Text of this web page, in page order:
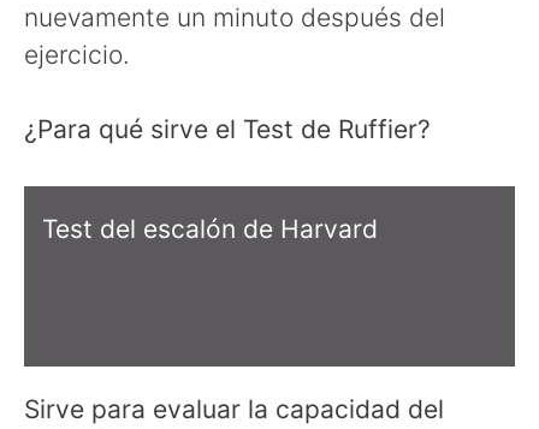
nuevamente un minuto después del
ejercicio.
¿Para qué sirve el Test de Ruffier?
Test del escalón de Harvard
Sirve para evaluar la capacidad del